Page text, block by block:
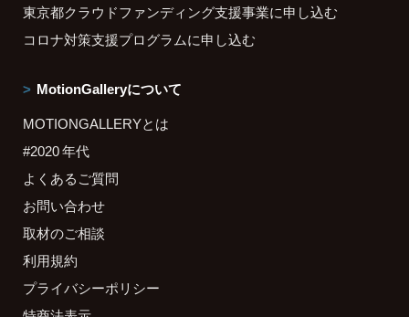
東京都クラウドファンディング支援事業に申し込む
コロナ対策支援プログラムに申し込む
MotionGalleryについて
MOTIONGALLERYとは
#2020 年代
よくあるご質問
お問い合わせ
取材のご相談
利用規約
プライバシーポリシー